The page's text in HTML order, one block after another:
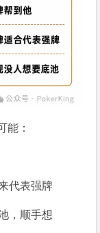
能：
代表强牌
，顺手想